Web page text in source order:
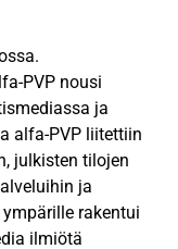
PVP nousi
ja
alfa-PVP liitettiin
julkisten tilojen
ja
rakentui
ilmiötä